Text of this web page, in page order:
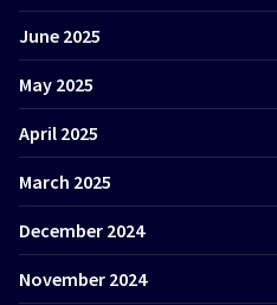
June 2025
May 2025
April 2025
March 2025
December 2024
November 2024